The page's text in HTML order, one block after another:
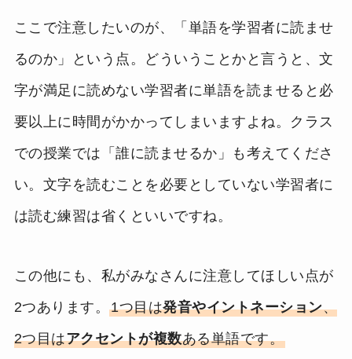
ここで注意したいのが、「単語を学習者に読ませ
るのか」という点。どういうことかと言うと、文
字が満足に読めない学習者に単語を読ませると必
要以上に時間がかかってしまいますよね。クラス
での授業では「誰に読ませるか」も考えてくださ
い。文字を読むことを必要としていない学習者に
は読む練習は省くといいですね。
この他にも、私がみなさんに注意してほしい点が
2つあります。1つ目は発音やイントネーション、
2つ目はアクセントが複数ある単語です。